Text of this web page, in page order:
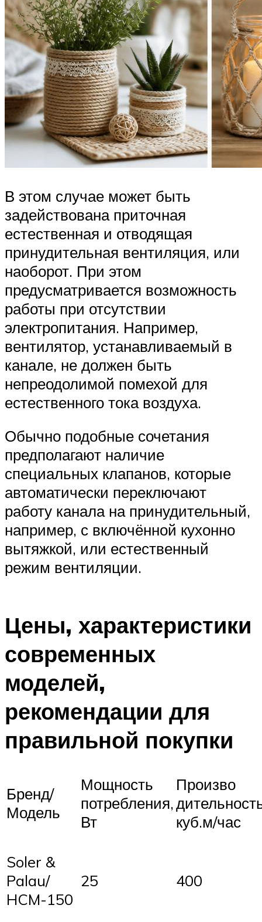
В этом случае может быть
задействована приточная
естественная и отводящая
принудительная вентиляция, или
наоборот. При этом
предусматривается возможность
работы при отсутствии
электропитания. Например,
вентилятор, устанавливаемый в
канале, не должен быть
непреодолимой помехой для
естественного тока воздуха.
Обычно подобные сочетания
предполагают наличие
специальных клапанов, которые
автоматически переключают
работу канала на принудительный,
например, с включённой кухонно
вытяжкой, или естественный
режим вентиляции.
Цены, характеристики
современных
моделей,
рекомендации для
правильной покупки
Бренд/
Модель
Мощность
потребления,
Вт
Произво
куб.м/час
Soler &
Palau/
HCM-150
25 400